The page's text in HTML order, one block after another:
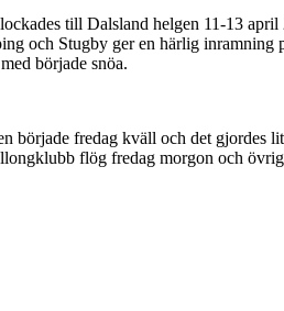
till Dalsland helgen 11-13
och Stugby ger en härlig
började snöa.
började fredag kväll och det gjordes
flög fredag morgon och